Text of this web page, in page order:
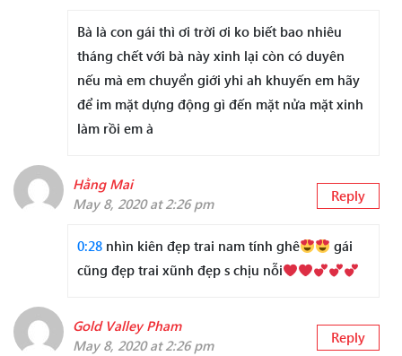
Bà là con gái thì ơi trời ơi ko biết bao nhiêu
tháng chết với bà này xinh lại còn có duyên
nếu mà em chuyển giới yhi ah khuyến em hãy
để im mặt dựng động gì đến mặt nửa mặt xinh
làm rồi em à
Hằng Mai
May 8, 2020 at 2:26 pm
Reply
0:28 nhìn kiên đẹp trai nam tính ghê
gái
cũng đẹp trai xũnh đẹp s chịu nỗi
Gold Valley Pham
May 8, 2020 at 2:26 pm
Reply